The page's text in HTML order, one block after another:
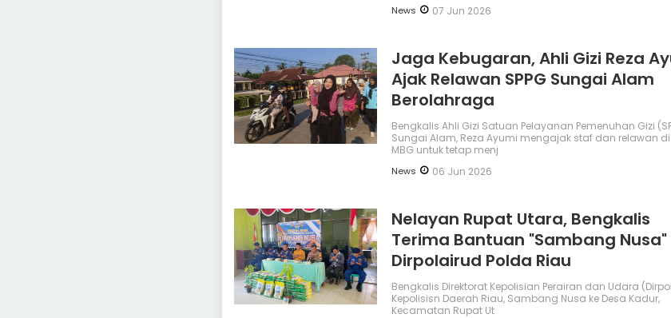
News 07 Jun 2026
Jaga Kebugaran, Ahli Gizi Reza
Ajak Relawan SPPG Sungai Alam
Berolahraga
Bengkalis Ahli Gizi Satuan Pelayanan Pemenuhan Gizi
Sungai Alam, Reza Ayumi mengajak staf dan relawan
MBG untuk tetap menj
News 06 Jun 2026
Nelayan Rupat Utara, Bengkalis
Terima Bantuan "Sambang Nusa"
Dirpolairud Polda Riau
Bengkalis Direktorat Kepolisian Perairan dan Udara
Kepolisisn Daerah Riau, Sambang Nusa ke Desa Kadur,
Kecamatan Rupat Ut